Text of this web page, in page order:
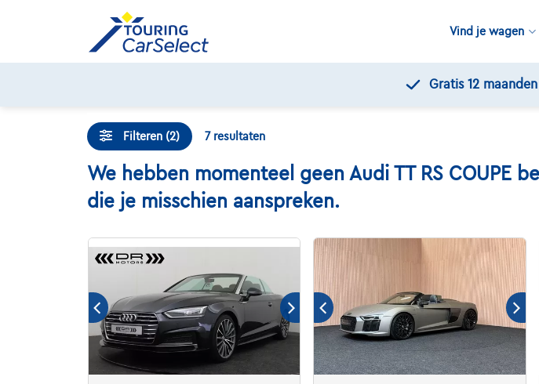
Vind je wagen
Gratis 12
Filteren (2) 7 resultaten
We hebben momenteel geen Audi TT RS COUPE
die je misschien aanspreken.